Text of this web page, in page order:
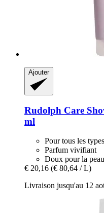
Ajouter
Rudolph Care
ml
Pour tous les
Parfum vivifiant
Doux pour la peau
€ 20,16 (€ 80,64 / L)
Livraison jusqu'au 12